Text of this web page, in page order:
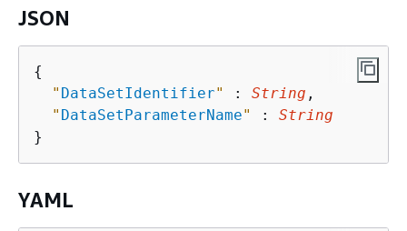
JSON
{
" DataSetIdentifier" : String ,
" DataSetParameterName" : String
YAML